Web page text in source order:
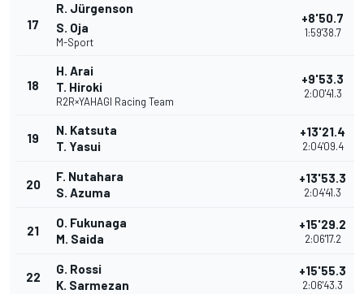
17
R. Jürgenson
S. Oja
M-Sport
+8'50.7
1:59'38.7
18
H. Arai
T. Hiroki
R2R×YAHAGI Racing Team
+9'53.3
2:00'41.3
19
N. Katsuta
T. Yasui
+13'21.4
2:04'09.4
20
F. Nutahara
S. Azuma
+13'53.3
2:04'41.3
21
O. Fukunaga
M. Saida
+15'29.2
2:06'17.2
22
G. Rossi
K. Sarmezan
+15'55.3
2:06'43.3